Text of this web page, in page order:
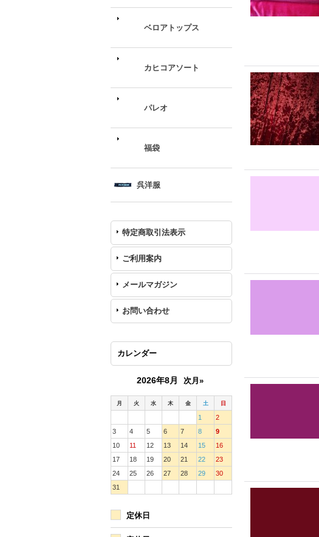
ベロアトップス
カヒコアソート
パレオ
福袋
呉洋服
特定商取引法表示
ご利用案内
メールマガジン
お問い合わせ
カレンダー
2026年8月 次月»
月 火 水 木 金 土 日
1
2
3
4 5 6 7 8
9
10
11 12 13 14 15
16
17
18 19 20 21 22
23
24
25 26 27 28 29
30
31
定休日